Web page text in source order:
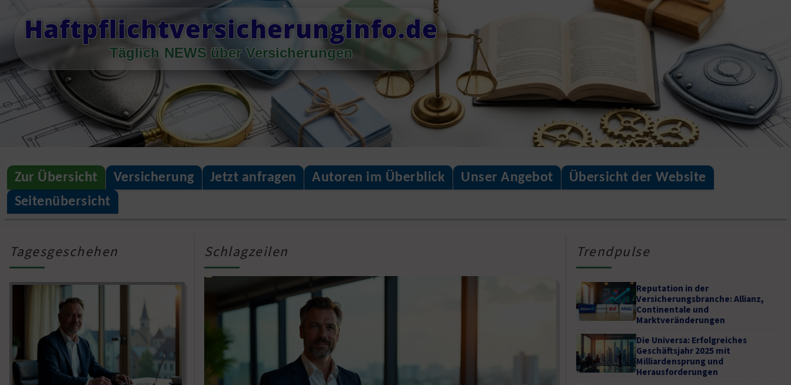
content
Haftpflichtversicherunginfo.de
Täglich NEWS über Versicherungen
Zur Übersicht Versicherung Jetzt anfragen Autoren im Überblick Unser Angebot
Übersicht der Website
Seitenübersicht
Tagesgeschehen Schlagzeilen Trendpulse
Reputation in der
Versicherungsbranche: Allianz,
Continentale und
Marktveränderungen
Die Universa: Erfolgreiches
Geschäftsjahr 2025 mit
Milliardensprung und
Herausforderungen